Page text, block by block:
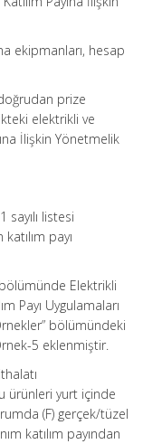
ekipmanları, hesap
prize
elektrikli ve
İlişkin Yönetmelik
listesi
payı
bölümünde Elektrikli
Payı Uygulamaları
bölümündeki
5 eklenmiştir.
ürünleri yurt içinde
(F) gerçek/tüzel
katılım payından